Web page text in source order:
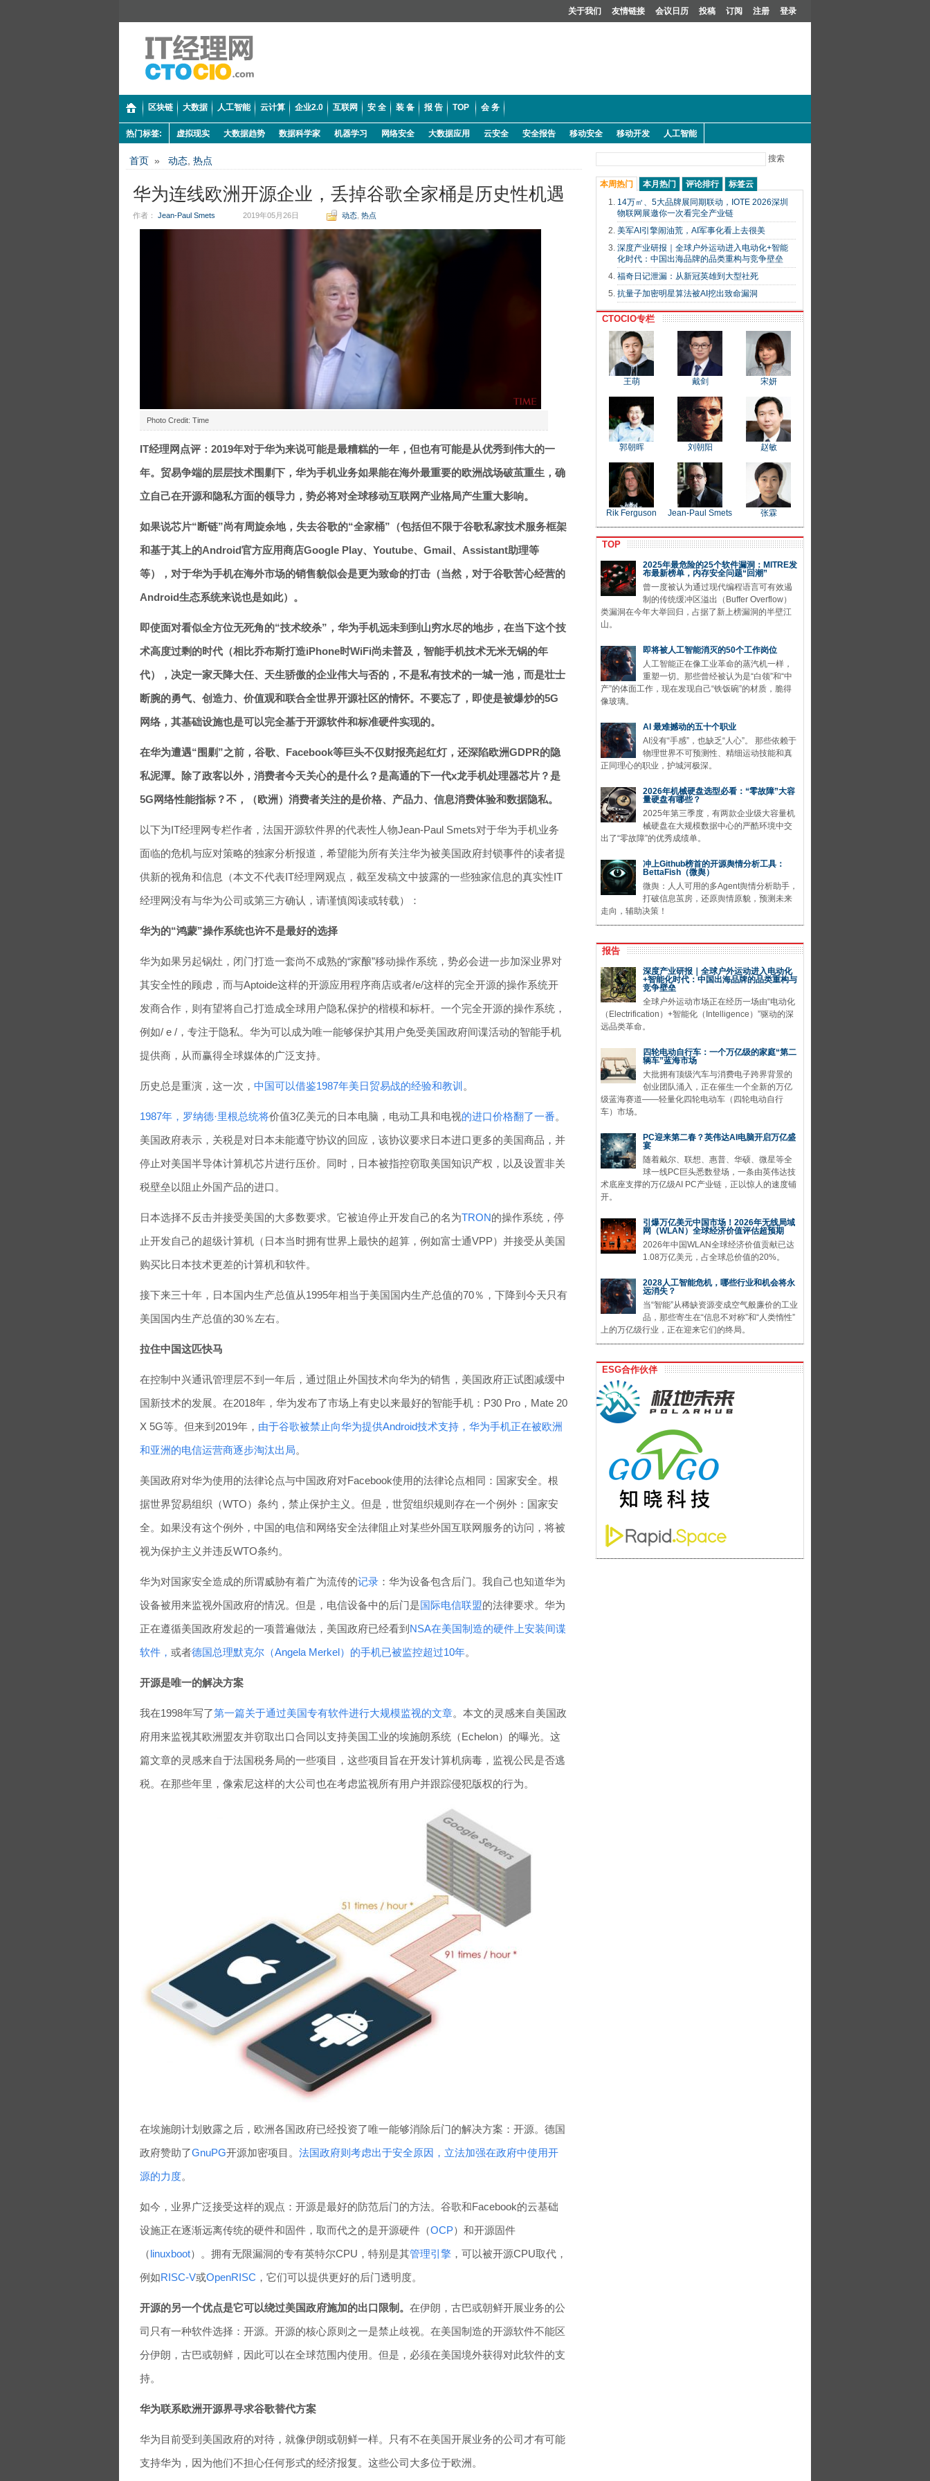
关于我们 友情链接 会议日历 投稿 订阅 注册 登录
区块链 大数据 人工智能 云计算 企业2.0 互联网 安 全 装 备 报 告 TOP 会 务
热门标签: 虚拟现实 大数据趋势 数据科学家 机器学习 网络安全 大数据应用 云安全 安全报告 移动安全 移动开发 人工智能
首页 » 动态 热点
华为连线欧洲开源企业，丢掉谷歌全家桶是历史性机遇
作者： Jean-Paul Smets 2019年05月26日 动态 热点
Photo Credit: Time
IT经理网点评：2019年对于华为来说可能是最糟糕的一年，但也有可能是从优秀到伟大的一
年。贸易争端的层层技术围剿下，华为手机业务如果能在海外最重要的欧洲战场破茧重生，确
立自己在开源和隐私方面的领导力，势必将对全球移动互联网产业格局产生重大影响。
如果说芯片“断链”尚有周旋余地，失去谷歌的“全家桶”（包括但不限于谷歌私家技术服务框架
和基于其上的Android官方应用商店Google Play、Youtube、Gmail、Assistant助理等
等），对于华为手机在海外市场的销售貌似会是更为致命的打击（当然，对于谷歌苦心经营的
Android生态系统来说也是如此）。
即使面对看似全方位无死角的“技术绞杀”，华为手机远未到到山穷水尽的地步，在当下这个技
术高度过剩的时代（相比乔布斯打造iPhone时WiFi尚未普及，智能手机技术无米无锅的年
代），决定一家天降大任、天生骄傲的企业伟大与否的，不是私有技术的一城一池，而是壮士
断腕的勇气、创造力、价值观和联合全世界开源社区的情怀。不要忘了，即使是被爆炒的5G
网络，其基础设施也是可以完全基于开源软件和标准硬件实现的。
在华为遭遇“围剿”之前，谷歌、Facebook等巨头不仅财报亮起红灯，还深陷欧洲GDPR的隐
私泥潭。除了政客以外，消费者今天关心的是什么？是高通的下一代x龙手机处理器芯片？是
5G网络性能指标？不，（欧洲）消费者关注的是价格、产品力、信息消费体验和数据隐私。
以下为IT经理网专栏作者，法国开源软件界的代表性人物Jean-Paul Smets对于华为手机业务
面临的危机与应对策略的独家分析报道，希望能为所有关注华为被美国政府封锁事件的读者提
供新的视角和信息（本文不代表IT经理网观点，截至发稿文中披露的一些独家信息的真实性IT
经理网没有与华为公司或第三方确认，请谨慎阅读或转载）：
华为的“鸿蒙”操作系统也许不是最好的选择
华为如果另起锅灶，闭门打造一套尚不成熟的“家酿”移动操作系统，势必会进一步加深业界对
其安全性的顾虑，而与Aptoide这样的开源应用程序商店或者/e/这样的完全开源的操作系统开
发商合作，则有望将​​自己打造成全球用户隐私保护的楷模和标杆。一个完全开源的操作系统，
例如/ e /，专注于隐私。华为可以成为唯一能够保护其用户免受美国政府间谍活动的智能手机
提供商，从而赢得全球媒体的广泛支持。
历史总是重演，这一次， 中国可以借鉴1987年美日贸易战的经验和教训 。
1987年，罗纳德·里根总统将价值3亿美元的日本电脑，电动工具和电视的进口价格翻了一番。
美国政府表示，关税是对日本未能遵守协议的回应，该协议要求日本进口更多的美国商品，并
停止对美国半导体计算机芯片进行压价。同时，日本被指控窃取美国知识产权，以及设置非关
税壁垒以阻止外国产品的进口。
日本选择不反击并接受美国的大多数要求。它被迫停止开发自己的名为TRON的操作系统，停
止开发自己的超级计算机（日本当时拥有世界上最快的超算，例如富士通VPP）并接受从美国
购买比日本技术更差的计算机和软件。
接下来三十年，日本国内生产总值从1995年相当于美国国内生产总值的70％，下降到今天只有
美国国内生产总值的30％左右。
拉住中国这匹快马
在控制中兴通讯管理层不到一年后，通过阻止外国技术向华为的销售，美国政府正试图减缓中
国新技术的发展。在2018年，华为发布了市场上有史以来最好的智能手机：P30 Pro，Mate 20
X 5G等。但来到2019年， 由于谷歌被禁止向华为提供Android技术支持，华为手机正在被欧洲
和亚洲的电信运营商逐步淘汰出局。
美国政府对华为使用的法律论点与中国政府对Facebook使用的法律论点相同：国家安全。根
据世界贸易组织（WTO）条约，禁止保护主义。但是，世贸组织规则存在一个例外：国家安
全。如果没有这个例外，中国的电信和网络安全法律阻止对某些外国互联网服务的访问，将被
视为保护主义并违反WTO条约。
华为对国家安全造成的所谓威胁有着广为流传的记录 ：华为设备包含后门。我自己也知道华为
设备被用来监视外国政府的情况。但是，电信设备中的后门是国际电信联盟的法律要求。华为
正在遵循美国政府发起的一项普遍做法，美国政府已经看到 NSA在美国制造的硬件上安装间谍
软件， 或者德国总理默克尔（Angela Merkel）的手机已被监控超过10年。
开源是唯一的解决方案
我在1998年写了第一篇关于通过美国专有软件进行大规模监视的文章。本文的灵感来自美国政
府用来监视其欧洲盟友并窃取出口合同以支持美国工业的埃施朗系统（Echelon）的曝光。这
篇文章的灵感来自于法国税务局的一些项目，这些项目旨在开发计算机病毒，监视公民是否逃
税。在那些年里，像索尼这样的大公司也在考虑监视所有用户并跟踪侵犯版权的行为。
在埃施朗计划败露之后，欧洲各国政府已经投资了唯一能够消除后门的解决方案：开源。德国
政府赞助了GnuPG开源加密项目。 法国政府则考虑出于安全原因，立法加强在政府中使用开
源的力度。
如今，业界广泛接受这样的观点：开源是最好的防范后门的方法。谷歌和Facebook的云基础
设施正在逐渐远离传统的硬件和固件，取而代之的是开源硬件（OCP）和开源固件
（linuxboot）。拥有无限漏洞的专有英特尔CPU，特别是其管理引擎 ，可以被开源CPU取代，
例如RISC-V或OpenRISC ，它们可以提供更好的后门透明度。
开源的另一个优点是它可以绕过美国政府施加的出口限制。 在伊朗，古巴或朝鲜开展业务的公
司只有一种软件选择：开源。开源的核心原则之一是禁止歧视。在美国制造的开源软件不能区
分伊朗，古巴或朝鲜，因此可以在全球范围内使用。但是，必须在美国境外获得对此软件的支
持。
华为联系欧洲开源界寻求谷歌替代方案
华为目前受到美国政府的对待，就像伊朗或朝鲜一样。只有不在美国开展业务的公司才有可能
支持华为，因为他们不担心任何形式的经济报复。这些公司大多位于欧洲。
搜索
本周热门 本月热门 评论排行
标签云
14万㎡、5大品牌展同期联动，IOTE 2026深圳
物联网展邀你一次看完全产业链
美军AI引擎闹油荒，AI军事化看上去很美
深度产业研报｜全球户外运动进入电动化+智能
化时代：中国出海品牌的品类重构与竞争壁垒
福奇日记泄漏：从新冠英雄到大型社死
抗量子加密明星算法被AI挖出致命漏洞
CTOCIO专栏
王萌 戴剑 宋妍
郭朝晖 刘朝阳 赵敏
Rik Ferguson Jean-Paul Smets 张霖
TOP
2025年最危险的25个软件漏洞：MITRE发
布最新榜单，内存安全问题“回潮”
曾一度被认为通过现代编程语言可有效遏
制的传统缓冲区溢出（Buffer Overflow）
类漏洞在今年大举回归，占据了新上榜漏洞的半壁江
山。
即将被人工智能消灭的50个工作岗位
人工智能正在像工业革命的蒸汽机一样，
重塑一切。那些曾经被认为是“白领”和“中
产”的体面工作，现在发现自己“铁饭碗”的材质，脆得
像玻璃。
AI 最难撼动的五十个职业
AI没有“手感”，也缺乏“人心”。 那些依赖于
物理世界不可预测性、精细运动技能和真
正同理心的职业，护城河极深。
2026年机械硬盘选型必看：“零故障”大容
量硬盘有哪些？
2025年第三季度，有两款企业级大容量机
械硬盘在大规模数据中心的严酷环境中交
出了“零故障”的优秀成绩单。
冲上Github榜首的开源舆情分析工具：
BettaFish（微舆）
微舆：人人可用的多Agent舆情分析助手，
打破信息茧房，还原舆情原貌，预测未来
走向，辅助决策！
报告
深度产业研报｜全球户外运动进入电动化
+智能化时代：中国出海品牌的品类重构与
竞争壁垒
全球户外运动市场正在经历一场由“电动化
（Electrification）+智能化（Intelligence）”驱动的深
远品类革命。
四轮电动自行车：一个万亿级的家庭“第二
辆车”蓝海市场
大批拥有顶级汽车与消费电子跨界背景的
创业团队涌入，正在催生一个全新的万亿
级蓝海赛道——轻量化四轮电动车（四轮电动自行
车）市场。
PC迎来第二春？英伟达AI电脑开启万亿盛
宴
随着戴尔、联想、惠普、华硕、微星等全
球一线PC巨头悉数登场，一条由英伟达技
术底座支撑的万亿级AI PC产业链，正以惊人的速度铺
开。
引爆万亿美元中国市场！2026年无线局域
网（WLAN）全球经济价值评估超预期
2026年中国WLAN全球经济价值贡献已达
1.08万亿美元，占全球总价值的20%。
2028人工智能危机，哪些行业和机会将永
远消失？
当“智能”从稀缺资源变成空气般廉价的工业
品，那些寄生在“信息不对称”和“人类惰性”
上的万亿级行业，正在迎来它们的终局。
ESG合作伙伴